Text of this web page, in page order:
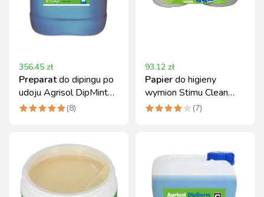
356.45 zł
Preparatdo dipingu po
udoju Agrisol DipMint
74 20kg
(8)
93.12 zł
Papierdo higieny
wymion Stimu Clean
Kerbl, do pracy na sucho,
(7)